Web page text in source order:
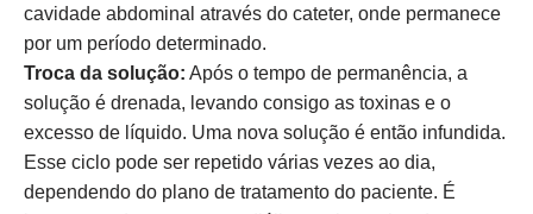
cavidade abdominal através do cateter, onde permanece
por um período determinado.
Troca da solução: Após o tempo de permanência, a
solução é drenada, levando consigo as toxinas e o
excesso de líquido. Uma nova solução é então infundida.
Esse ciclo pode ser repetido várias vezes ao dia,
dependendo do plano de tratamento do paciente. É